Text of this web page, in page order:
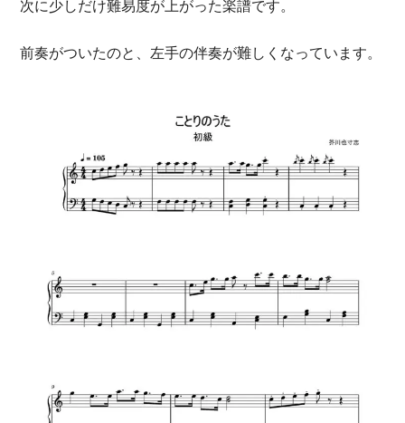
次に少しだけ難易度が上がった楽譜です。
前奏がついたのと、左手の伴奏が難しくなっています。